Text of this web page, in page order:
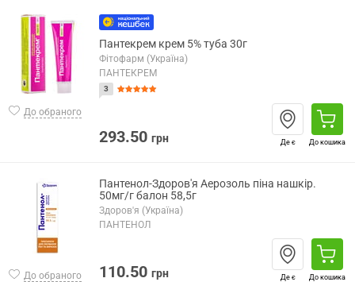
До обраного
Пантекрем крем 5% туба 30г
Фітофарм (Україна)
ПАНТЕКРЕМ
3
293.50 грн Де є До кошика
До обраного
Пантенол-Здоров'я Аерозоль піна нашкір.
50мг/г балон 58,5г
Здоров'я (Україна)
ПАНТЕНОЛ
110.50 грн Де є До кошика